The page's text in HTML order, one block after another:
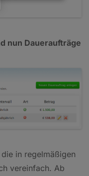
nun Daueraufträge
in regelmäßigen
vereinfach. Ab